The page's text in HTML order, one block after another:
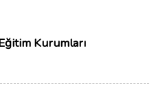
Kurumları